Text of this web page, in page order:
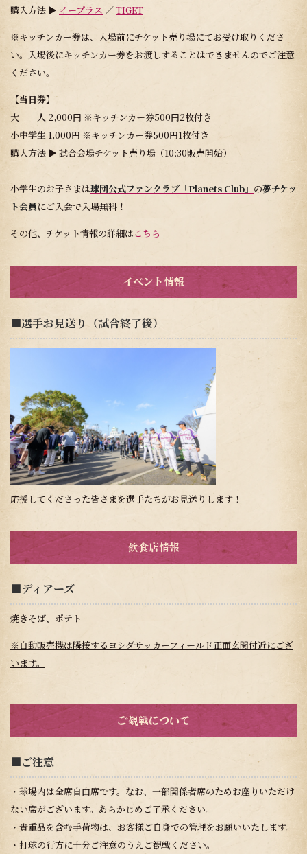
購入方法 ▶︎ イープラス ／TIGET
※キッチンカー券は、入場前にチケット売り場にてお受け取りくださ
い。入場後にキッチンカー券をお渡しすることはできませんのでご注意
ください。
【当日券】
大 人 2,000円 ※キッチンカー券500円​2枚付き
小中学生 1,000円 ※キッチンカー券500円​1枚付き
購入方法 ▶︎ 試合会場チケット売り場（10:30販売開始）
小学生のお子さまは球団公式ファンクラブ 「Planets Club 」 の夢チケッ
ト会員にご入会で入場無料！
その他、チケット情報の詳細はこちら
イベント情報
■選手お見送り（試合終了後）
応援してくださった皆さまを選手たちがお見送りします！
飲食店情報
■ディアーズ
焼きそば、ポテト
※自動販売機は隣接するヨシダサッカーフィールド正面玄関付近にござ
います。
ご観戦について
■ご注意
・球場内は全席自由席です。なお、一部関係者席のためお座りいただけ
ない席がございます。あらかじめご了承ください。
・貴重品を含む手荷物は、お客様ご自身での管理をお願いいたします。
・打球の行方に十分ご注意のうえご観戦ください。